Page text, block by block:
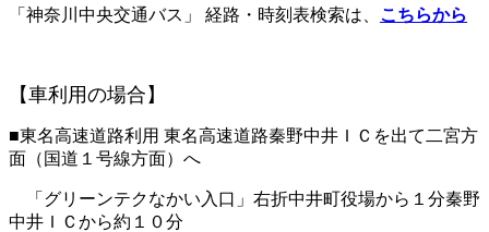
「神奈川中央交通バス」 経路・時刻表検索は、 こちらから
【車利用の場合】
■東名高速道路利用 東名高速道路秦野中井ＩＣを出て二宮方
面（国道１号線方面）へ
「グリーンテクなかい入口」右折中井町役場から１分秦野
中井ＩＣから約１０分